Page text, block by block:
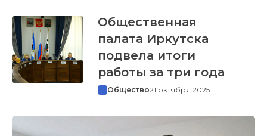
Общественная
палата Иркутска
подвела итоги
работы за три года
Общество21 октября 2025